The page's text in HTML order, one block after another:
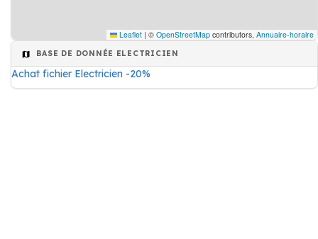
Leaflet | © OpenStreetMap contributors, Annuaire-horaire
BASE DE DONNÉE ELECTRICIEN
Achat fichier Electricien -20%